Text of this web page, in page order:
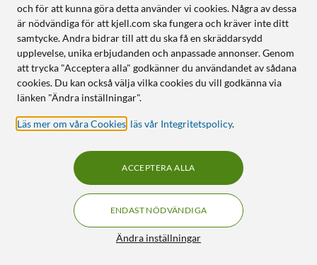
Handla från:
Sverige
Norge
KUNSKAP OCH TILLBEHÖR TILL
HEMELEKTRONIK
och för att kunna göra detta använder vi cookies. Några av dessa
är nödvändiga för att kjell.com ska fungera och kräver inte ditt
samtycke. Andra bidrar till att du ska få en skräddarsydd
upplevelse, unika erbjudanden och anpassade annonser. Genom
att trycka "Acceptera alla" godkänner du användandet av sådana
cookies. Du kan också välja vilka cookies du vill godkänna via
länken "Ändra inställningar".
Läs mer om våra Cookies läs vår Integritetspolicy.
Ändra inställningar
ENDAST NÖDVÄNDIGA
ACCEPTERA ALLA